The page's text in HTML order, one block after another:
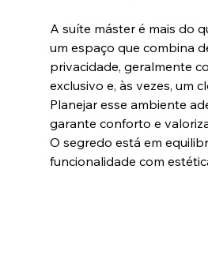
A suíte máster é mais do
um espaço que combina
privacidade, geralmente
exclusivo e, às vezes, um
Planejar esse ambiente
garante conforto e
O segredo está em
funcionalidade com